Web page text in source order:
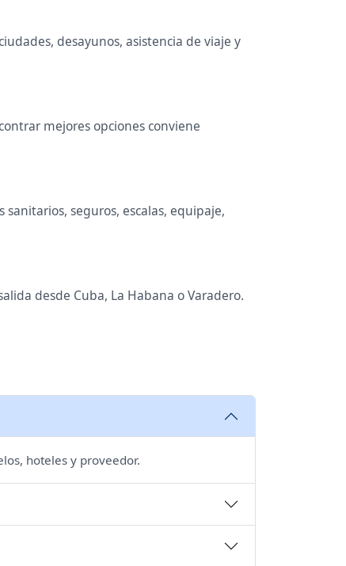
desayunos, asistencia de viaje y
mejores opciones conviene
seguros, escalas, equipaje,
desde Cuba, La Habana o Varadero.
hoteles y proveedor.